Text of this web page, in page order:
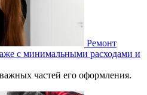
Ремонт
с минимальными расходами и
частей его оформления.